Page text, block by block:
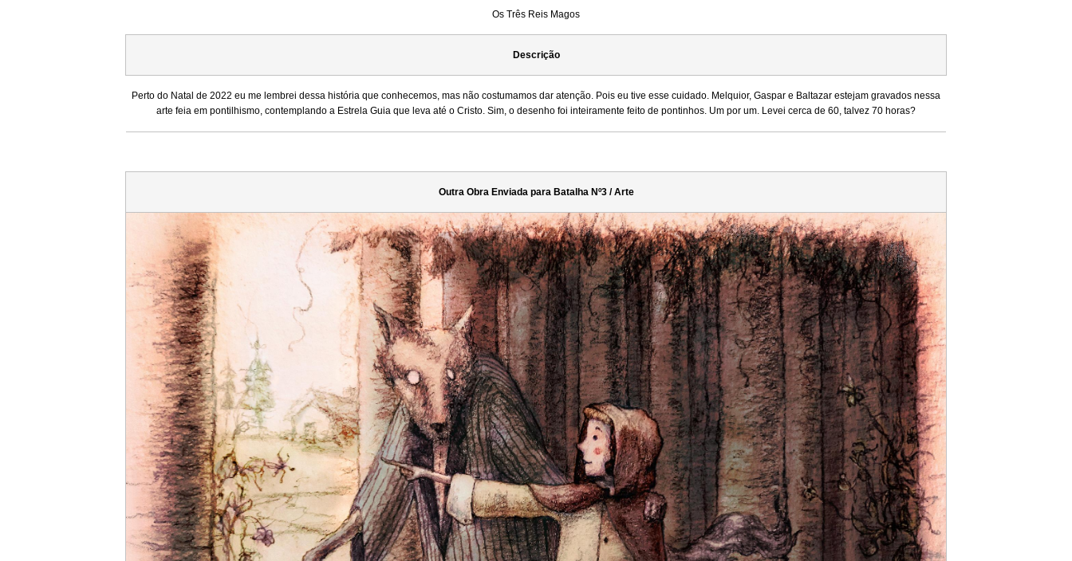
Os Três Reis Magos
Descrição
Perto do Natal de 2022 eu me lembrei dessa história que conhecemos, mas não costumamos dar atenção. Pois eu tive esse cuidado. Melquior, Gaspar e Baltazar estejam gravados nessa
arte feia em pontilhismo, contemplando a Estrela Guia que leva até o Cristo. Sim, o desenho foi inteiramente feito de pontinhos. Um por um. Levei cerca de 60, talvez 70 horas?
Outra Obra Enviada para Batalha Nº3 / Arte